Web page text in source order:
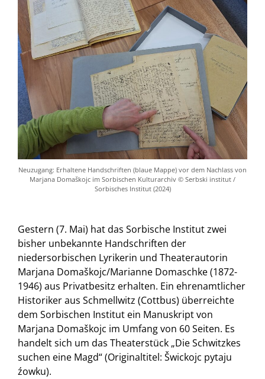
Neuzugang: Erhaltene Handschriften (blaue Mappe) vor dem Nachlass von
Marjana Domaškojc im Sorbischen Kulturarchiv © Serbski institut /
Sorbisches Institut (2024)
Gestern (7. Mai) hat das Sorbische Institut zwei
bisher unbekannte Handschriften der
niedersorbischen Lyrikerin und Theaterautorin
Marjana Domaškojc/Marianne Domaschke (1872-
1946) aus Privatbesitz erhalten. Ein ehrenamtlicher
Historiker aus Schmellwitz (Cottbus) überreichte
dem Sorbischen Institut ein Manuskript von
Marjana Domaškojc im Umfang von 60 Seiten. Es
handelt sich um das Theaterstück „Die Schwitzkes
suchen eine Magd“ (Originaltitel: Šwickojc pytaju
źowku).